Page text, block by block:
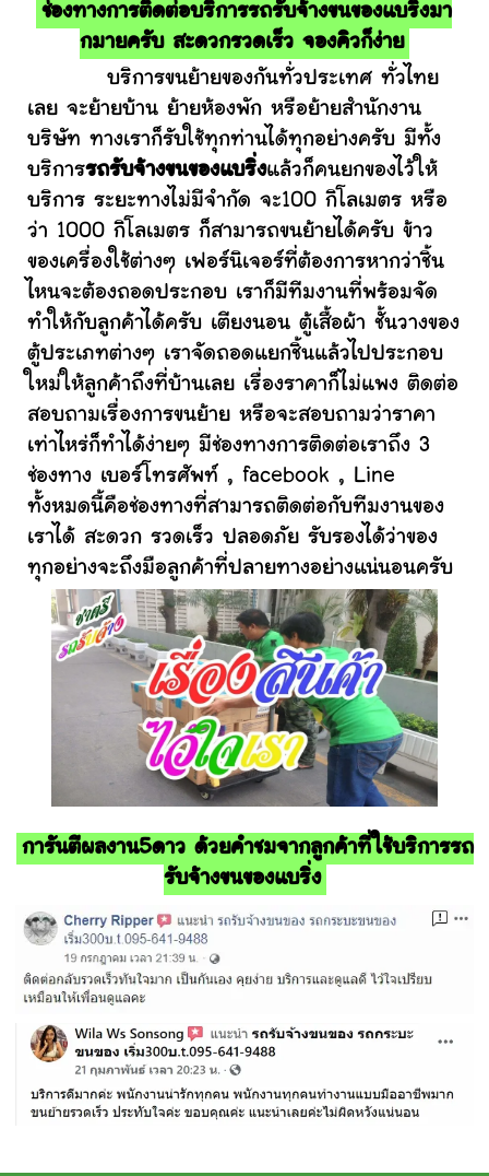
ช่องทางการติดต่อบริการรถรับจ้างขนของแบริ่งมา
กมายครับ สะดวกรวดเร็ว จองคิวก็ง่าย
บริการขนย้ายของกันทั่วประเทศ ทั่วไทย
เลย จะย้ายบ้าน ย้ายห้องพัก หรือย้ายสำนักงาน
บริษัท ทางเราก็รับใช้ทุกท่านได้ทุกอย่างครับ มีทั้ง
บริการรถรับจ้างขนของแบริ่งแล้วก็คนยกของไว้ให้
บริการ ระยะทางไม่มีจำกัด จะ100 กิโลเมตร หรือ
ว่า 1000 กิโลเมตร ก็สามารถขนย้ายได้ครับ ข้าว
ของเครื่องใช้ต่างๆ เฟอร์นิเจอร์ที่ต้องการหากว่าชิ้น
ไหนจะต้องถอดประกอบ เราก็มีทีมงานที่พร้อมจัด
ทำให้กับลูกค้าได้ครับ เตียงนอน ตู้เสื้อผ้า ชั้นวางของ
ตู้ประเภทต่างๆ เราจัดถอดแยกชิ้นแล้วไปประกอบ
ใหม่ให้ลูกค้าถึงที่บ้านเลย เรื่องราคาก็ไม่แพง ติดต่อ
สอบถามเรื่องการขนย้าย หรือจะสอบถามว่าราคา
เท่าไหร่ก็ทำได้ง่ายๆ มีช่องทางการติดต่อเราถึง 3
ช่องทาง เบอร์โทรศัพท์ , facebook , Line
ทั้งหมดนี้คือช่องทางที่สามารถติดต่อกับทีมงานของ
เราได้ สะดวก รวดเร็ว ปลอดภัย รับรองได้ว่าของ
ทุกอย่างจะถึงมือลูกค้าที่ปลายทางอย่างแน่นอนครับ
การันตีผลงาน5ดาว ด้วยคำชมจากลูกค้าที่ใช้บริการรถ
รับจ้างขนของแบริ่ง